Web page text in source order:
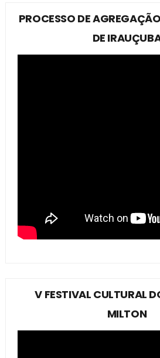
PROCESSO DE
DE
V FESTIVAL CULTURAL
MILTON